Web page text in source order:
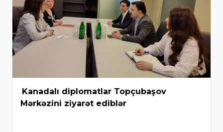
Kanadalı diplomatlar Topçubaşov
Mərkəzini ziyarət ediblər